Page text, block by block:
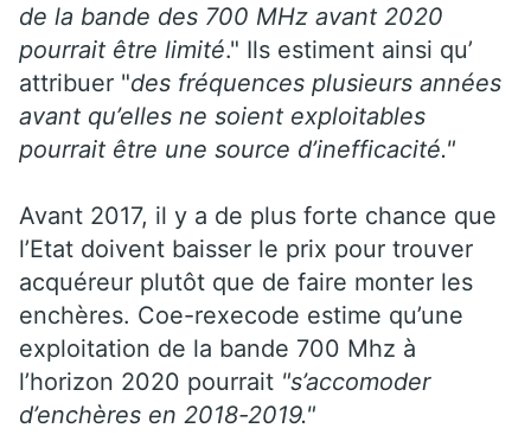
de la bande des 700 MHz avant 2020
pourrait être limité." Ils estiment ainsi qu’
attribuer "des fréquences plusieurs années
avant qu’elles ne soient exploitables
pourrait être une source d’inefficacité."
Avant 2017, il y a de plus forte chance que
l’Etat doivent baisser le prix pour trouver
acquéreur plutôt que de faire monter les
enchères. Coe-rexecode estime qu’une
exploitation de la bande 700 Mhz à
l’horizon 2020 pourrait "s’accomoder
d’enchères en 2018-2019."